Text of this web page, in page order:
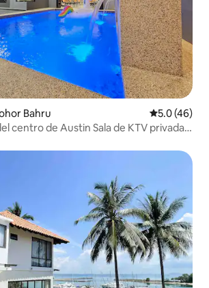
Bahru Calificación
5.0 (46)
centro de Austin Sala de KTV privada
Barbacoa Capacidad para 26